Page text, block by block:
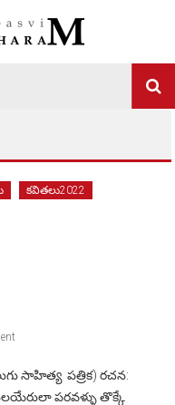
కవితలు2022
సాహిత్య పత్రిక) రచన:
పరవళ్ళు తొక్కే